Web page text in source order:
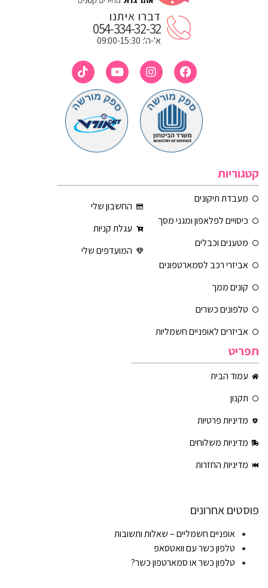
דברו איתנו
054-334-32-32
א'-ה': 09:00-15:30
קטגוריות
מעבדת תיקונים
כיסויים לפלאפון ומגני מסך
מטענים וכבלים
אביזרי רכב לסמארטפונים
קונים ממך
טלפונים כשרים
אביזרים לאופניים חשמליות
החשבון שלי
עגלת קניות
המועדפים שלי
תפריט
עמוד הבית
תקנון
מדיניות פרטיות
מדיניות משלוחים
מדיניות החזרות
פוסטים אחרונים
אופניים חשמליים – שאלות ותשובות
טלפון כשר עם וואטסאפ
טלפון כשר או סמארטפון כשר?